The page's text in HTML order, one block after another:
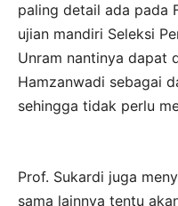
paling detail ada pada
ujian mandiri Seleksi
Unram nantinya dapat
Hamzanwadi sebagai
sehingga tidak perlu
Prof. Sukardi juga
sama lainnya tentu